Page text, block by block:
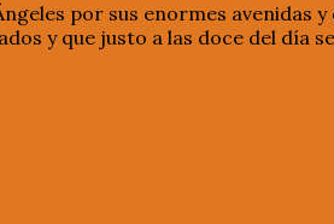
por sus enormes avenidas
y que justo a las doce del día